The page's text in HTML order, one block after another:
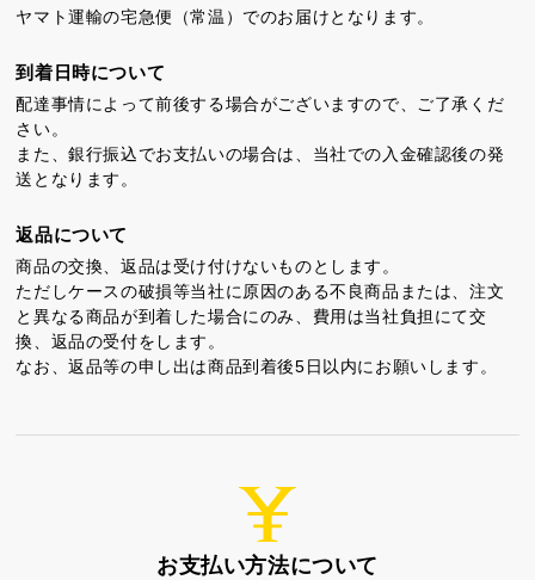
静岡銘菓
お茶みかん
ヤマト運輸の宅急便（常温）でのお届けとなります。
到着日時について
配達事情によって前後する場合がございますので、ご了承くだ
さい。
また、銀行振込でお支払いの場合は、当社での入金確認後の発
送となります。
返品について
商品の交換、返品は受け付けないものとします。
ただしケースの破損等当社に原因のある不良商品または、注文
と異なる商品が到着した場合にのみ、費用は当社負担にて交
換、返品の受付をします。
なお、返品等の申し出は商品到着後5日以内にお願いします。
お支払い方法について